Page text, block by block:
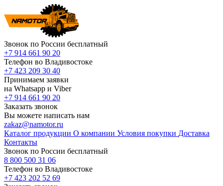
Звонок по России бесплатный
+7 914 661 90 20
Телефон во Владивостоке
+7 423 209 30 40
Принимаем заявки
на Whatsapp и Viber
+7 914 661 90 20
Заказать звонок
Вы можете написать нам
zakaz@namotor.ru
Каталог продукции О компании Условия покупки Доставка
Контакты
Звонок по России бесплатный
8 800 500 31 06
Телефон во Владивостоке
+7 423 202 52 69